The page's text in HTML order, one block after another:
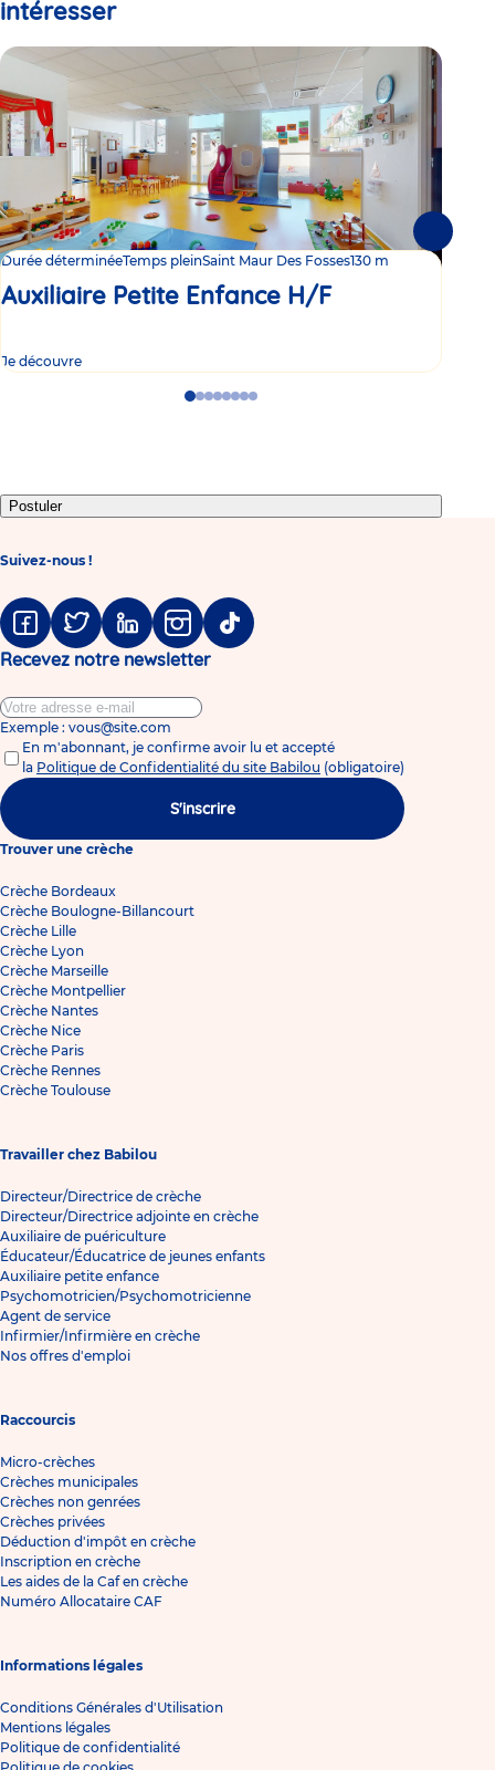
intéresser
Durée déterminéeTemps pleinSaint Maur Des Fosses130 m
Auxiliaire Petite Enfance H/F
Je découvre
GoGoGoGoGoGo
GoGo
Postuler
Suivez-nous !
FacebookTwitter LinkedinInstagramTiktok
Recevez notre newsletter
Exemple : vous@site.com
En m'abonnant, je confirme avoir lu et accepté
la Politique de Confidentialité du site Babilou (obligatoire)
S'inscrire
Trouver une crèche
Crèche Bordeaux
Crèche Boulogne-Billancourt
Crèche Lille
Crèche Lyon
Crèche Marseille
Crèche Montpellier
Crèche Nantes
Crèche Nice
Crèche Paris
Crèche Rennes
Crèche Toulouse
Travailler chez Babilou
Directeur/Directrice de crèche
Directeur/Directrice adjointe en crèche
Auxiliaire de puériculture
Éducateur/Éducatrice de jeunes enfants
Auxiliaire petite enfance
Psychomotricien/Psychomotricienne
Agent de service
Infirmier/Infirmière en crèche
Nos offres d'emploi
Raccourcis
Micro-crèches
Crèches municipales
Crèches non genrées
Crèches privées
Déduction d'impôt en crèche
Inscription en crèche
Les aides de la Caf en crèche
Numéro Allocataire CAF
Informations légales
Conditions Générales d'Utilisation
Mentions légales
Politique de confidentialité